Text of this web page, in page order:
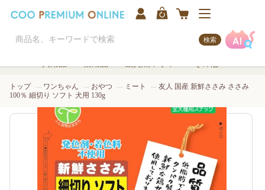
検索
トップ ワンちゃん おやつ ミート
友人 国産 新鮮ささみ ささみ
100％ 細切り ソフト 犬用 130g